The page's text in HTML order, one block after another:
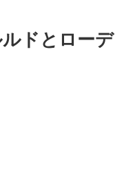
ドとローデ